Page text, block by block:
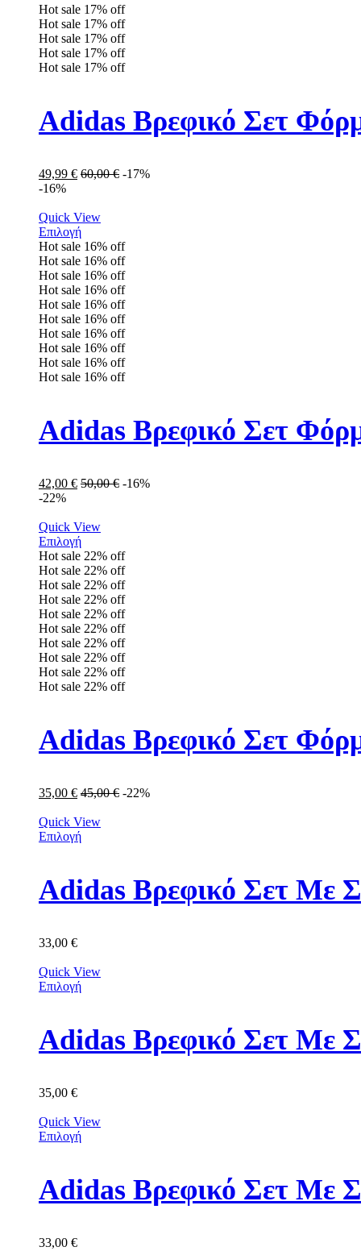
Hot sale 17% off
Hot sale 17% off
Hot sale 17% off
Hot sale 17% off
Hot sale 17% off
Adidas Βρεφικό Σετ
49,99 € 60,00€ -17%
-16%
Quick View
Επιλογή
Hot sale 16% off
Hot sale 16% off
Hot sale 16% off
Hot sale 16% off
Hot sale 16% off
Hot sale 16% off
Hot sale 16% off
Hot sale 16% off
Hot sale 16% off
Hot sale 16% off
Adidas Βρεφικό Σετ
42,00 € 50,00€ -16%
-22%
Quick View
Επιλογή
Hot sale 22% off
Hot sale 22% off
Hot sale 22% off
Hot sale 22% off
Hot sale 22% off
Hot sale 22% off
Hot sale 22% off
Hot sale 22% off
Hot sale 22% off
Hot sale 22% off
Adidas Βρεφικό Σετ
35,00 € 45,00€ -22%
Quick View
Επιλογή
Adidas Βρεφικό Σετ Με
33,00 €
Quick View
Επιλογή
Adidas Βρεφικό Σετ Με
35,00 €
Quick View
Επιλογή
Adidas Βρεφικό Σετ Με
33,00 €